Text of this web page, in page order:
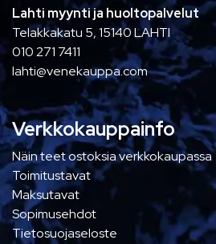
Lahti myynti ja huoltopalvelut
Telakkakatu 5, 15140 LAHTI
010 271 7411
lahti@venekauppa.com
Verkkokauppainfo
Näin teet ostoksia verkkokaupassa
Toimitustavat
Maksutavat
Sopimusehdot
Tietosuojaseloste